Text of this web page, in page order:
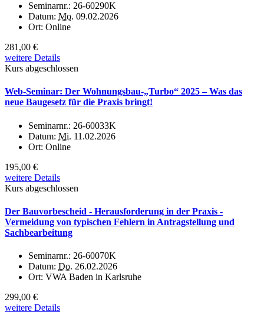
Seminarnr.: 26-60290K
Datum: Mo. 09.02.2026
Ort: Online
281,00 €
weitere Details
Kurs abgeschlossen
Web-Seminar: Der Wohnungsbau-„Turbo“ 2025 – Was das
neue Baugesetz für die Praxis bringt!
Seminarnr.: 26-60033K
Datum: Mi. 11.02.2026
Ort: Online
195,00 €
weitere Details
Kurs abgeschlossen
Der Bauvorbescheid - Herausforderung in der Praxis -
Vermeidung von typischen Fehlern in Antragstellung und
Sachbearbeitung
Seminarnr.: 26-60070K
Datum: Do. 26.02.2026
Ort: VWA Baden in Karlsruhe
299,00 €
weitere Details